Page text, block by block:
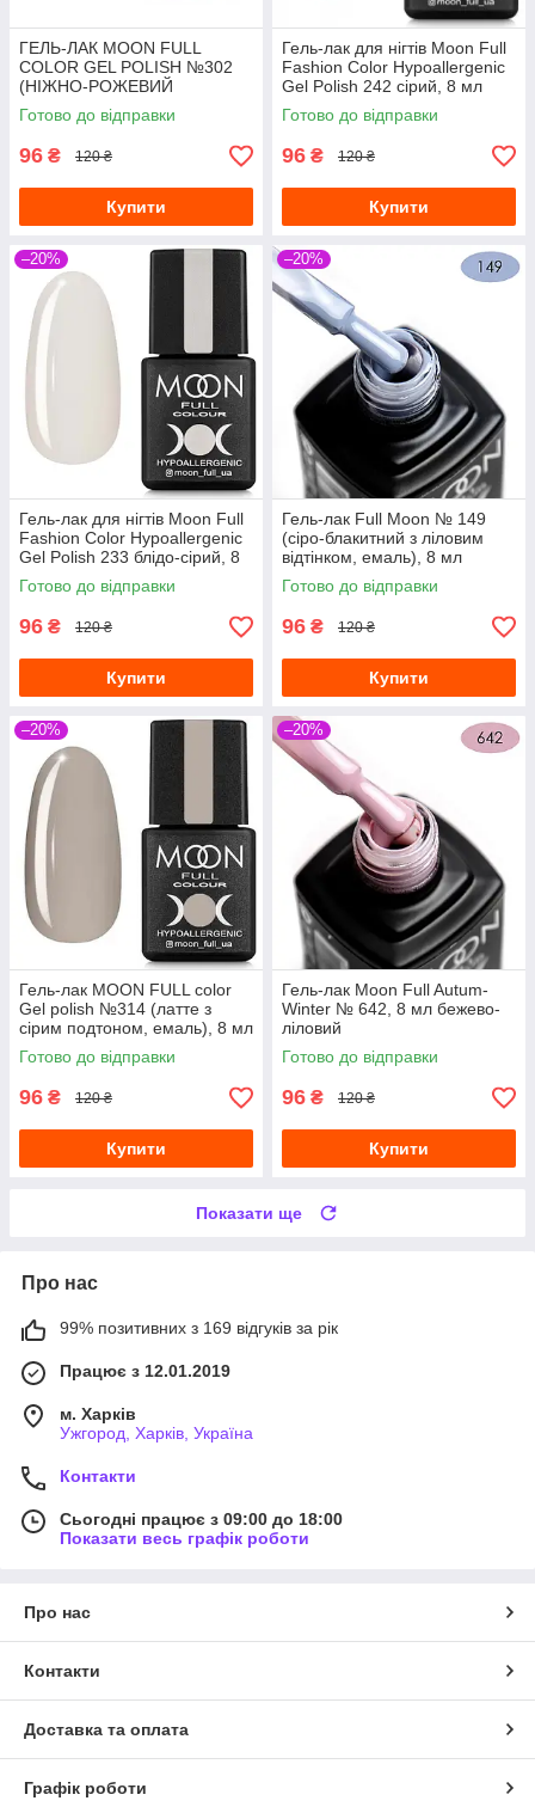
ГЕЛЬ-ЛАК MOON FULL
COLOR GEL POLISH №302
(НІЖНО-РОЖЕВИЙ
КРАЙОЛА, ЕМАЛЬ), 8 МЛ
Готово до відправки
96 ₴ 120 ₴
Купити
Гель-лак для нігтів Moon Full
Fashion Color Hypoallergenic
Gel Polish 242 сірий, 8 мл
Готово до відправки
96 ₴ 120 ₴
Купити
–20%
Гель-лак для нігтів Moon Full
Fashion Color Hypoallergenic
Gel Polish 233 блідо-сірий, 8
мл
Готово до відправки
96 ₴ 120 ₴
Купити
–20%
Гель-лак Full Moon № 149
(сіро-блакитний з ліловим
відтінком, емаль), 8 мл
Готово до відправки
96 ₴ 120 ₴
Купити
–20%
Гель-лак MOON FULL color
Gel polish №314 (латте з
сірим подтоном, емаль), 8 мл
Готово до відправки
96 ₴ 120 ₴
Купити
–20%
Гель-лак Moon Full Autum-
Winter № 642, 8 мл бежево-
ліловий
Готово до відправки
96 ₴ 120 ₴
Купити
Показати ще
Про нас
99% позитивних з 169 відгуків за рік
Працює з 12.01.2019
м. Харків
Ужгород, Харків, Україна
Контакти
Сьогодні працює з 09:00 до 18:00
Показати весь графік роботи
Про нас
Контакти
Доставка та оплата
Графік роботи